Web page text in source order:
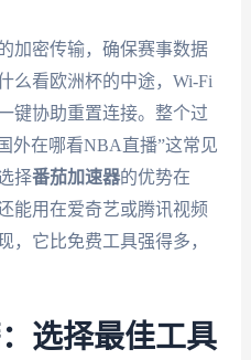
加密传输，确保赛事数据
么看欧洲杯的中途，Wi-Fi
键协助重置连接。整个过
外在哪看NBA直播”这常见
择番茄加速器的优势在
能用在爱奇艺或腾讯视频
，它比免费工具强得多，
选择最佳工具